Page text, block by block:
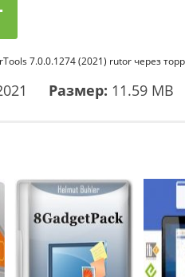
7.0.0.1274 (2021) rutor через
Размер: 11.59 MB